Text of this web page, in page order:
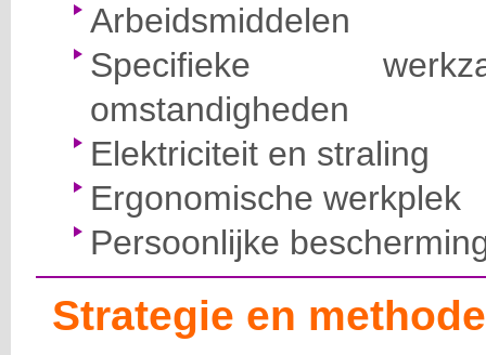
Arbeidsmiddelen
Specifieke
omstandigheden
Elektriciteit en straling
Ergonomische werkplek
Persoonlijke
Strategie en